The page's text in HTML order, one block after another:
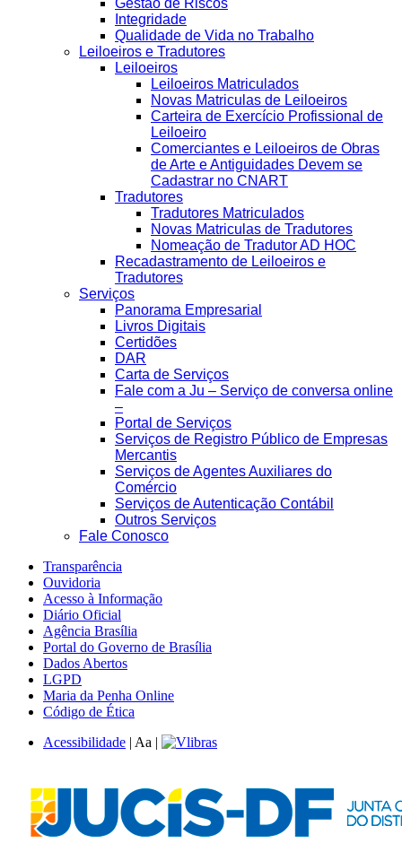
Gestão de Riscos
Integridade
Qualidade de Vida no Trabalho
Leiloeiros e Tradutores
Leiloeiros
Leiloeiros Matriculados
Novas Matriculas de Leiloeiros
Carteira de Exercício Profissional de
Leiloeiro
Comerciantes e Leiloeiros de Obras
de Arte e Antiguidades Devem se
Cadastrar no CNART
Tradutores
Tradutores Matriculados
Novas Matriculas de Tradutores
Nomeação de Tradutor AD HOC
Recadastramento de Leiloeiros e
Tradutores
Serviços
Panorama Empresarial
Livros Digitais
Certidões
DAR
Carta de Serviços
Fale com a Ju – Serviço de conversa online
–
Portal de Serviços
Serviços de Registro Público de Empresas
Mercantis
Serviços de Agentes Auxiliares do
Comércio
Serviços de Autenticação Contábil
Outros Serviços
Fale Conosco
Transparência
Ouvidoria
Acesso à Informação
Diário Oficial
Agência Brasília
Portal do Governo de Brasília
Dados Abertos
LGPD
Maria da Penha Online
Código de Ética
Acessibilidade | Aa |